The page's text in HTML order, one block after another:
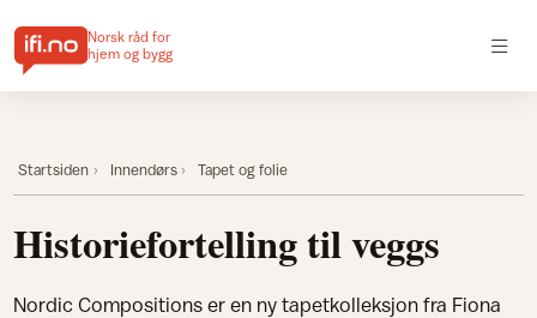
Norsk råd for
hjem og bygg
Startsiden Innendørs Tapet og folie
Historiefortelling til veggs
Nordic Compositions er en ny tapetkolleksjon fra Fiona